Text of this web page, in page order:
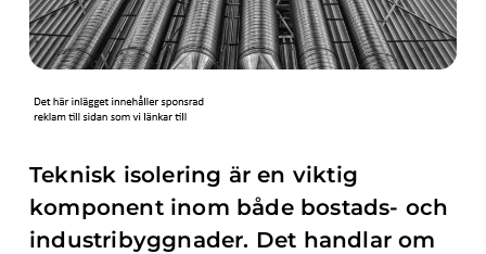
Teknisk isolering är en viktig
komponent inom både bostads- och
industribyggnader. Det handlar om